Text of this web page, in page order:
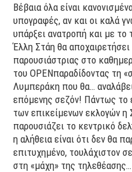
Βέβαια όλα είναι
υπογραφές, αν και οι καλά
υπάρξει ανατροπή και με το
Έλλη Στάη θα
παρουσιάστριας στο
τουOPENπαραδίδοντας τη
Λυμπεράκη που θα…
επόμενης σεζόν! Πάντως το
των επικείμενων εκλογών η
παρουσιάζει το κεντρικό
η αλήθεια είναι ότι δεν θα
επιτυχημένο, τουλάχιστον
στη «μάχη» της